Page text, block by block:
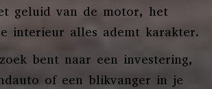
geluid van de motor, het
interieur alles ademt karakter.
bent naar een investering,
of een blikvanger in je